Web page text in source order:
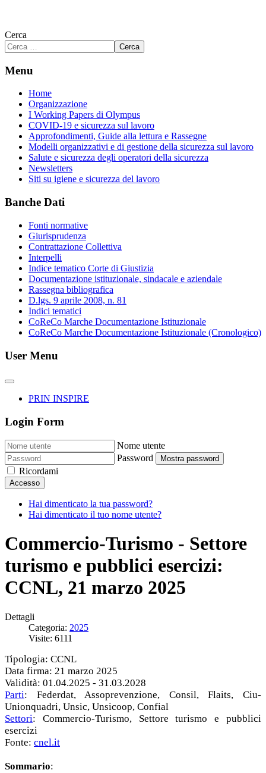
Cerca
Cerca
Menu
Home
Organizzazione
I Working Papers di Olympus
COVID-19 e sicurezza sul lavoro
Approfondimenti, Guide alla lettura e Rassegne
Modelli organizzativi e di gestione della sicurezza sul lavoro
Salute e sicurezza degli operatori della sicurezza
Newsletters
Siti su igiene e sicurezza del lavoro
Banche Dati
Fonti normative
Giurisprudenza
Contrattazione Collettiva
Interpelli
Indice tematico Corte di Giustizia
Documentazione istituzionale, sindacale e aziendale
Rassegna bibliografica
D.lgs. 9 aprile 2008, n. 81
Indici tematici
CoReCo Marche Documentazione Istituzionale
CoReCo Marche Documentazione Istituzionale (Cronologico)
User Menu
PRIN INSPIRE
Login Form
Nome utente
Password
Mostra password
Ricordami
Accesso
Hai dimenticato la tua password?
Hai dimenticato il tuo nome utente?
Commercio-Turismo - Settore
turismo e pubblici esercizi:
CCNL, 21 marzo 2025
Dettagli
Categoria: 2025
Visite: 6111
Tipologia: CCNL
Data firma: 21 marzo 2025
Validità: 01.04.2025 - 31.03.2028
Parti: Federdat, Assoprevenzione, Consil, Flaits, Ciu-
Unionquadri, Unsic, Unsicoop, Confial
Settori: Commercio-Turismo, Settore turismo e pubblici
esercizi
Fonte: cnel.it
Sommario: